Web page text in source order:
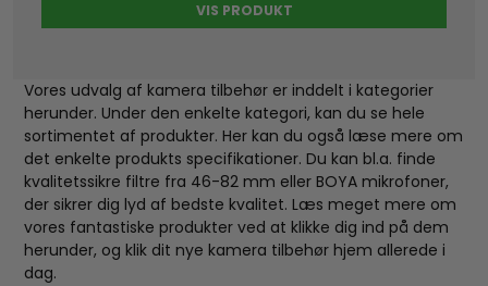
VIS PRODUKT
Vores udvalg af kamera tilbehør er inddelt i kategorier
herunder. Under den enkelte kategori, kan du se hele
sortimentet af produkter. Her kan du også læse mere om
det enkelte produkts specifikationer. Du kan bl.a. finde
kvalitetssikre filtre fra 46-82 mm eller BOYA mikrofoner,
der sikrer dig lyd af bedste kvalitet. Læs meget mere om
vores fantastiske produkter ved at klikke dig ind på dem
herunder, og klik dit nye kamera tilbehør hjem allerede i
dag.